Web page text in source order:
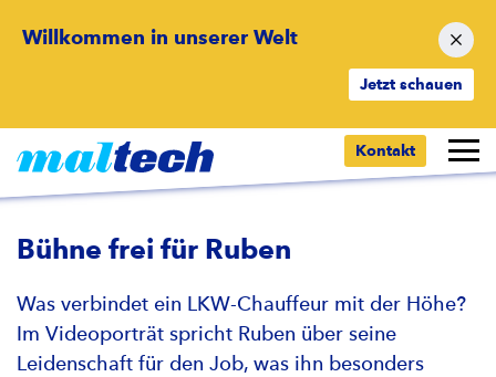
Willkommen in unserer Welt
Jetzt schauen
Kontakt
Bühne frei für Ruben
Was verbindet ein LKW-Chauffeur mit der Höhe?
Im Videoporträt spricht Ruben über seine
Leidenschaft für den Job, was ihn besonders